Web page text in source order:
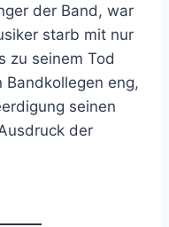
der Band, war
starb mit nur
zu seinem Tod
eng,
seinen
der